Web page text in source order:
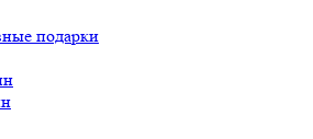
подарки